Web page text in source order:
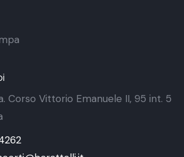
Corso Vittorio Emanuele II, 95 int. 5